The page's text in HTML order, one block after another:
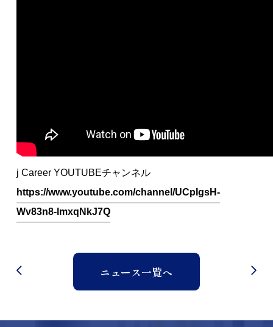
j Career YOUTUBEチャンネル
https://www.youtube.com/channel/UCpIgsH-
Wv83n8-lmxqNkJ7Q
ニュース一覧へ